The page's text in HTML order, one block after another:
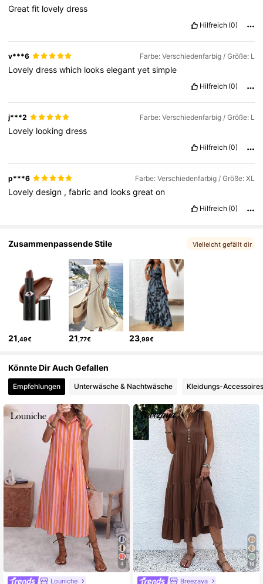
4,64 31K Follower
Greatfit lovelydress
Hilfreich (0)
v***6 Farbe: Verschiedenfarbig / Größe: L
Lovelydresswhich lookselegantyetsimple
Hilfreich (0)
j***2 Farbe: Verschiedenfarbig / Größe: L
Lovely lookingdress
Hilfreich (0)
p***6 Farbe: Verschiedenfarbig / Größe: XL
Lovelydesign ,fabricand looksgreaton
Hilfreich (0)
Zusammenpassende Stile Vielleicht gefällt dir
21 ,49€ 21 ,77€ 23,99€
Könnte Dir Auch Gefallen
Empfehlungen Unterwäsche & Nachtwäsche Kleidungs-Accessoires
4
Louniche
16
Breezaya